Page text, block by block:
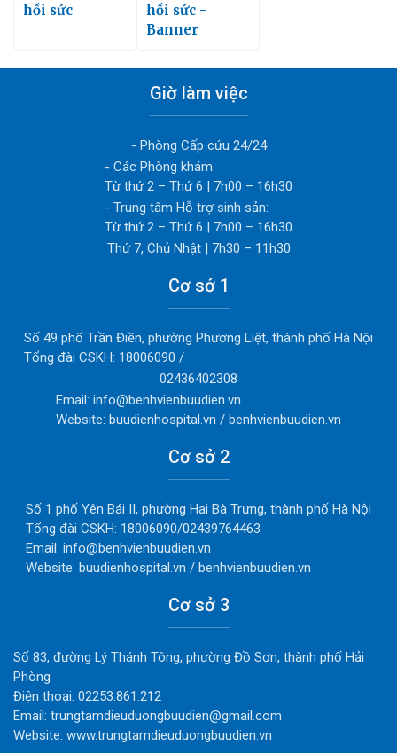
hồi sức
hồi sức -
Banner
Giờ làm việc
- Phòng Cấp cứu 24/24
- Các Phòng khám
Từ thứ 2 – Thứ 6 | 7h00 – 16h30
- Trung tâm Hỗ trợ sinh sản:
Từ thứ 2 – Thứ 6 | 7h00 – 16h30
Thứ 7, Chủ Nhật | 7h30 – 11h30
Cơ sở 1
Số 49 phố Trần Điền, phường Phương Liệt, thành phố Hà Nội
Tổng đài CSKH: 18006090 /
02436402308
Email: info@benhvienbuudien.vn
Website: buudienhospital.vn / benhvienbuudien.vn
Cơ sở 2
Số 1 phố Yên Bái II, phường Hai Bà Trưng, thành phố Hà Nội
Tổng đài CSKH: 18006090/02439764463
Email: info@benhvienbuudien.vn
Website: buudienhospital.vn / benhvienbuudien.vn
Cơ sở 3
Số 83, đường Lý Thánh Tông, phường Đồ Sơn, thành phố Hải
Phòng
Điện thoại: 02253.861.212
Email: trungtamdieuduongbuudien@gmail.com
Website: www.trungtamdieuduongbuudien.vn